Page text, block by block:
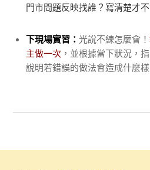
門市問題反映找誰？寫清楚才
下現場實習：光說不練怎麼會！
主做一次 ，並根據當下狀況，
說明若錯誤的做法會造成什麼樣